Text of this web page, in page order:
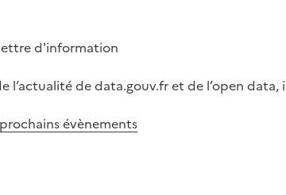
d'information
l’actualité de data.gouv.fr et de l’open
évènements